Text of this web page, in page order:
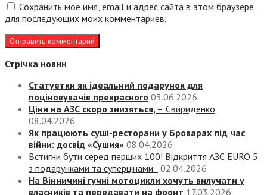
Сохранить моё имя, email и адрес сайта в этом браузере
для последующих моих комментариев.
Стрічка новин
Статуетки як ідеальний подарунок для
поціновувачів прекрасного 03.06.2026
Ціни на АЗС скоро знизяться, – Свириденко
08.04.2026
Як працюють суші-ресторани у Броварах під час
війни: досвід «Сушия» 08.04.2026
Встигни бути серед перших 100! Відкриття АЗС EURO 5
з подарунками та суперцінами
02.04.2026
На Вінничині гучні мотоцикли хочуть вилучати у
власників та передавати на фронт 17.03.2026